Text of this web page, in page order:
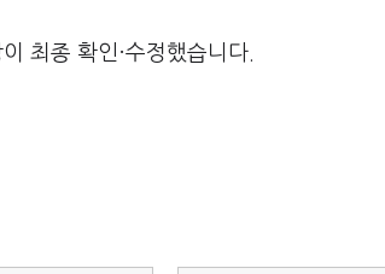
최종 확인·수정했습니다.